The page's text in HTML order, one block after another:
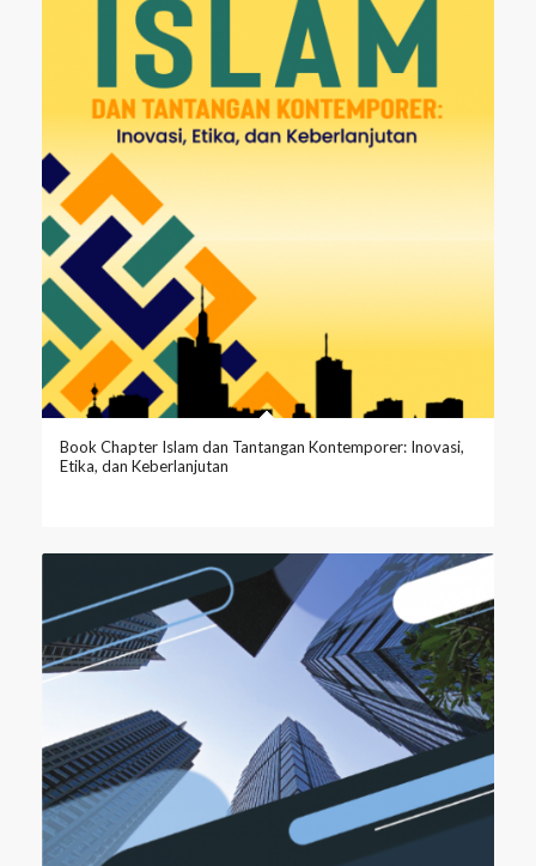
Book Chapter Islam dan Tantangan Kontemporer: Inovasi,
Etika, dan Keberlanjutan